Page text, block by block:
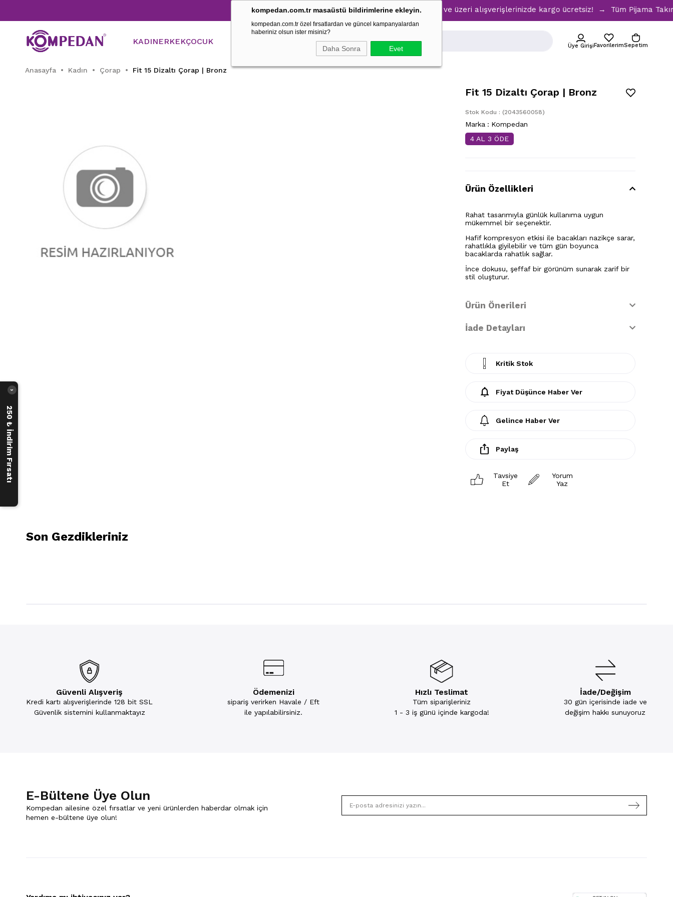
kompedan.com.tr masaüstü bildirimlerine ekleyin.
kompedan.com.tr özel fırsatlardan ve güncel kampanyalardan
haberiniz olsun ister misiniz?
Daha Sonra Evet
Tüm Pijama Takımlarında %30 İndirim → 1500 TL ve üzeri alışverişlerinizde kargo ücretsiz! → Tüm Pijama
KADINERKEKÇOCUK Üye GirişiFavorilerimSepetim
Anasayfa Kadın Çorap Fit 15 Dizaltı Çorap | Bronz
Fit 15 Dizaltı Çorap | Bronz
Stok Kodu (2043560058)
Marka : Kompedan
4 AL 3 ÖDE
Ürün Özellikleri
Rahat tasarımıyla günlük kullanıma uygun
mükemmel bir seçenektir.
Hafif kompresyon etkisi ile bacakları nazikçe sarar,
rahatlıkla giyilebilir ve tüm gün boyunca
bacaklarda rahatlık sağlar.
İnce dokusu, şeffaf bir görünüm sunarak zarif bir
stil oluşturur.
Ürün Önerileri
İade Detayları
Kritik Stok
Fiyat Düşünce Haber Ver
Gelince Haber Ver
Paylaş
Tavsiye
Et
Yorum
Yaz
Son Gezdikleriniz
Güvenli Alışveriş
Kredi kartı alışverişlerinde 128 bit SSL
Güvenlik sistemini kullanmaktayız
Ödemenizi
sipariş verirken Havale / Eft
ile yapılabilirsiniz.
Hızlı Teslimat
Tüm siparişleriniz
1 - 3 iş günü içinde kargoda!
İade/Değişim
30 gün içerisinde iade ve
değişim hakkı sunuyoruz
E-Bültene Üye Olun
Kompedan ailesine özel fırsatlar ve yeni ürünlerden haberdar olmak için
hemen e-bültene üye olun!
250 ₺ İndirim Fırsatı
›